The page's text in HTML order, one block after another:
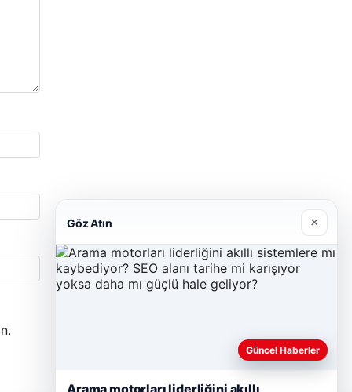
Göz Atın ×
Güncel Haberler
Arama motorları liderliğini akıllı